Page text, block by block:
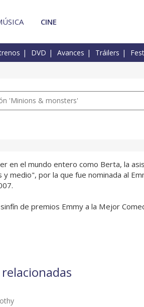
CINE
DVD Avances Tráilers
'Minions & monsters'
en el mundo entero como Berta, la
medio", por la que fue nominada al
de premios Emmy a la Mejor